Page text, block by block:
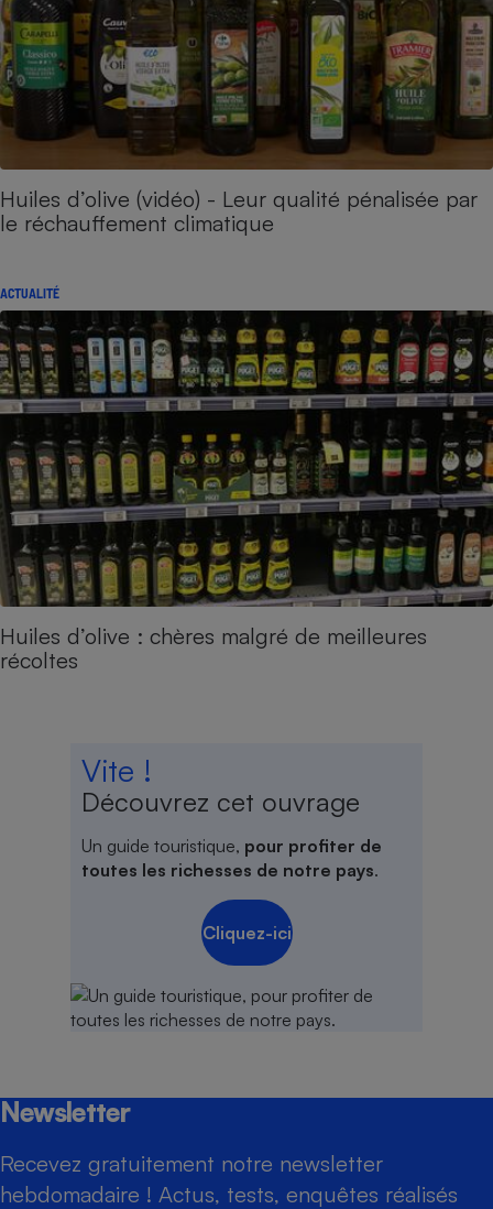
Huiles d’olive (vidéo) - Leur qualité pénalisée par
le réchauffement climatique
ACTUALITÉ
Huiles d’olive : chères malgré de meilleures
récoltes
Vite !
Découvrez cet ouvrage
Un guide touristique, pour profiter de
toutes les richesses de notre pays.
Cliquez-ici
Newsletter
Recevez gratuitement notre newsletter
hebdomadaire ! Actus, tests, enquêtes réalisés